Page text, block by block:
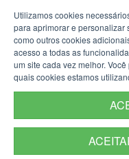
Utilizamos cookies
para aprimorar e personalizar
como outros cookies
acesso a todas as
um site cada vez melhor.
quais cookies estamos